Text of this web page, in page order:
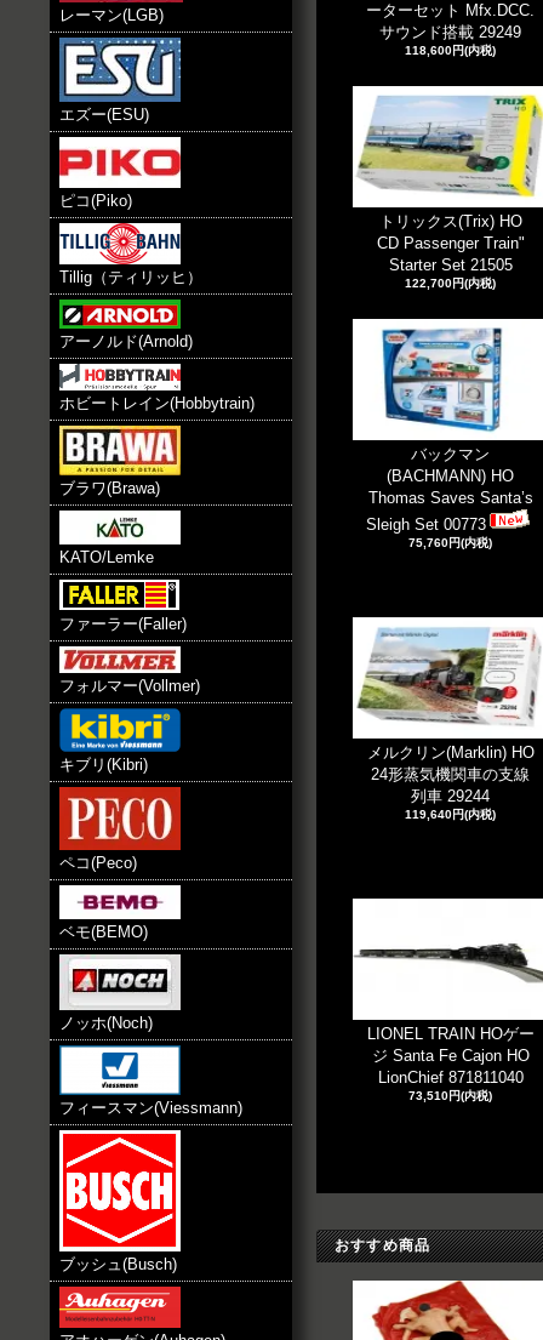
レーマン(LGB)
エズー(ESU)
ピコ(Piko)
Tillig（ティリッヒ）
アーノルド(Arnold)
ホビートレイン(Hobbytrain)
ブラワ(Brawa)
KATO/Lemke
ファーラー(Faller)
フォルマー(Vollmer)
キブリ(Kibri)
ペコ(Peco)
ベモ(BEMO)
ノッホ(Noch)
フィースマン(Viessmann)
ブッシュ(Busch)
ーターセット Mfx.DCC.
サウンド搭載 29249
118,600円(内税)
トリックス(Trix) HO
CD Passenger Train"
Starter Set 21505
122,700円(内税)
バックマン
(BACHMANN) HO
Thomas Saves Santa’s
Sleigh Set 00773
75,760円(内税)
メルクリン(Marklin) HO
24形蒸気機関車の支線
列車 29244
119,640円(内税)
LIONEL TRAIN HOゲー
ジ Santa Fe Cajon HO
LionChief 871811040
73,510円(内税)
おすすめ商品